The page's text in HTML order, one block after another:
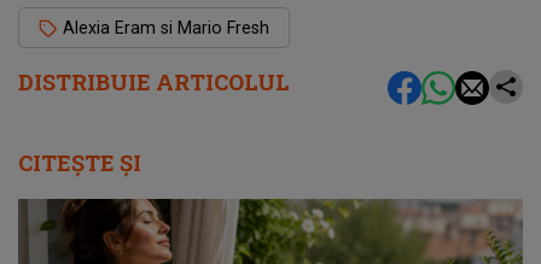
DISTRIBUIE ARTICOLUL
Alexia Eram si Mario Fresh
CITEȘTE ȘI